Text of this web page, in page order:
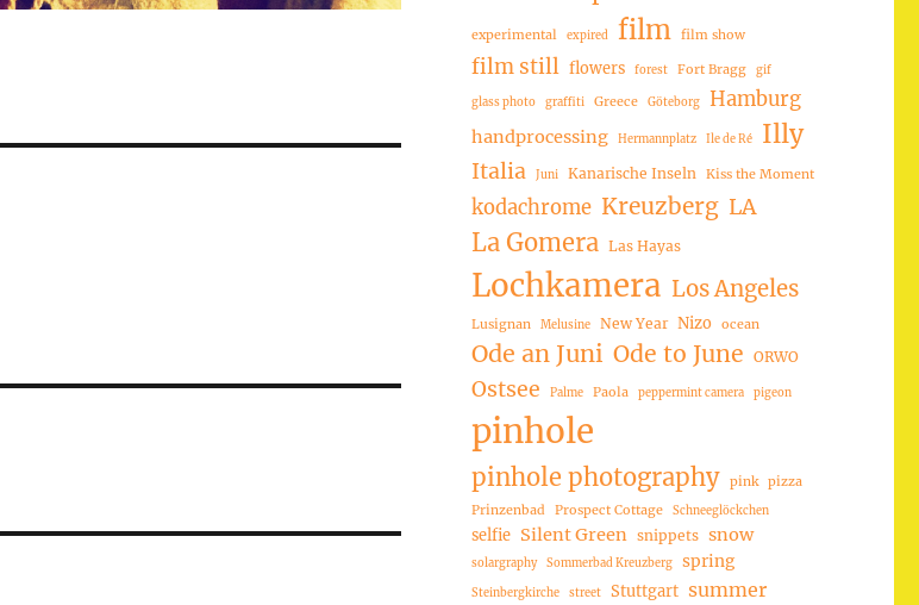
experimental expired film film show
film still flowers forest Fort Bragg gif
glass photo graffiti Greece Göteborg Hamburg
handprocessing Hermannplatz Ile de Ré Illy
Italia Juni Kanarische Inseln Kiss the Moment
kodachrome Kreuzberg LA
La Gomera Las Hayas
Lochkamera Los Angeles
Lusignan Melusine New Year Nizo ocean
Ode an Juni Ode to June ORWO
Ostsee Palme Paola peppermint camera pigeon
pinhole
pinhole photography pink pizza
Prinzenbad
Prospect Cottage Schneeglöckchen
selfie Silent Green snippets snow
solargraphy Sommerbad Kreuzberg spring
Steinbergkirche street Stuttgart summer